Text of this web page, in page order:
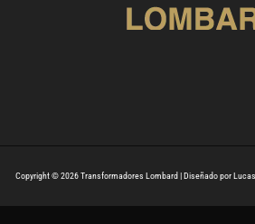
Copyright © 2026 Transformadores Lombard | Diseñado por Lucas